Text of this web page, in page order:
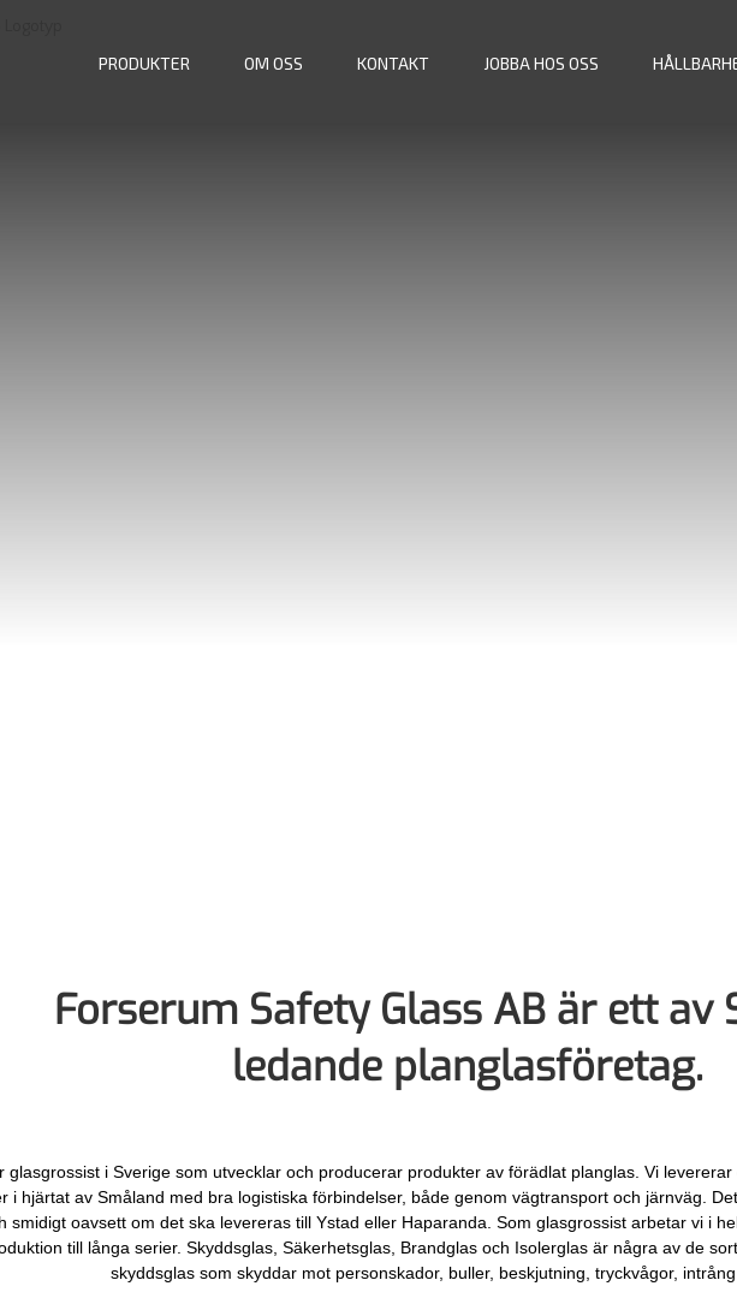
PRODUKTER OM OSS KONTAKT JOBBA HOS OSS
Forserum Safety Glass AB är ett av
ledande planglasföretag.
glasgrossist i Sverige som utvecklar och producerar produkter av förädlat planglas. Vi
i hjärtat av Småland med bra logistiska förbindelser, både genom vägtransport och järnväg.
smidigt oavsett om det ska levereras till Ystad eller Haparanda. Som glasgrossist arbetar vi i
till långa serier. Skyddsglas, Säkerhetsglas, Brandglas och Isolerglas är några av de
skyddsglas som skyddar mot personskador, buller, beskjutning, tryckvågor,